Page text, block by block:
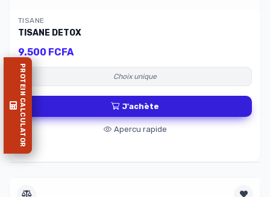
TISANE
TISANE DETOX
9.500 FCFA
Choix unique
J'achète
Apercu rapide
PROTEIN CALCULATOR